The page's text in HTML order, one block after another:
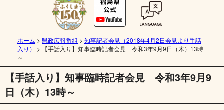
ホーム > 県政広報番組 > 知事記者会見（2018年4月2日会見より手話
入り）
>
【手話入り】知事臨時記者会見 令和3年9月9日（木）13時
～
【手話入り】知事臨時記者会見 令和3年9月9
日（木）13時～